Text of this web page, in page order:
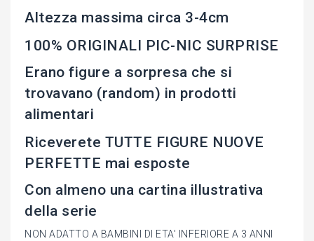
Altezza massima circa 3-4cm
100% ORIGINALI PIC-NIC SURPRISE
Erano figure a sorpresa che si
trovavano (random) in prodotti
alimentari
Riceverete TUTTE FIGURE NUOVE
PERFETTE mai esposte
Con almeno una cartina illustrativa
della serie
NON ADATTO A BAMBINI DI ETA' INFERIORE A 3 ANNI